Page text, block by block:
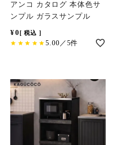
アンコ カタログ 本体色サ
ンプル ガラスサンプル
¥0 税込
5.00／5件